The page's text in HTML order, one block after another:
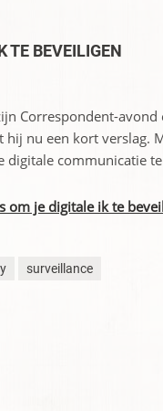
TE BEVEILIGEN
Correspondent-
nu een kort verslag.
communicatie
om je digitale ik te
surveillance